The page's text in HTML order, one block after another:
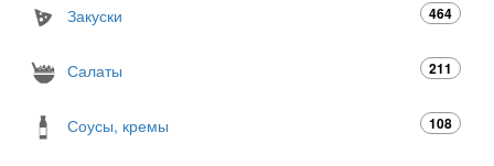
Закуски 464
Салаты 211
Соусы, кремы 108